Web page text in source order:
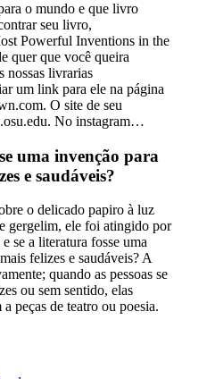
o mundo e que livro
seu livro,
Powerful Inventions in the
quer que você queira
nossas livrarias
um link para ele na página
O site de seu
No instagram…
uma invenção para
e saudáveis?
o delicado papiro à luz
gergelim, ele foi atingido por
se a literatura fosse uma
felizes e saudáveis? A
quando as pessoas se
ou sem sentido, elas
peças de teatro ou poesia.